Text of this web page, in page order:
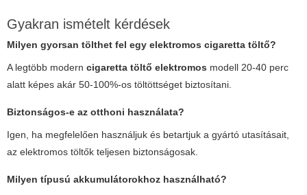
Gyakran ismételt kérdések
Milyen gyorsan tölthet fel egy elektromos cigaretta töltő?
A legtöbb modern cigaretta töltő elektromos modell 20-40 perc
alatt képes akár 50-100%-os töltöttséget biztosítani.
Biztonságos-e az otthoni használata?
Igen, ha megfelelően használjuk és betartjuk a gyártó utasításait,
az elektromos töltők teljesen biztonságosak.
Milyen típusú akkumulátorokhoz használható?